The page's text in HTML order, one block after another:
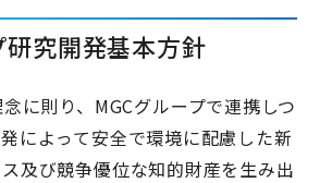
研究開発基本方針
に則り、MGCグループで連携しつ
によって安全で環境に配慮した新
及び競争優位な知的財産を生み出